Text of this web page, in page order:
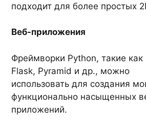
подходит для более простых
Веб-приложения
Фреймворки Python, такие как
Flask, Pyramid и др., можно
использовать для создания
функционально насыщенных
приложений.